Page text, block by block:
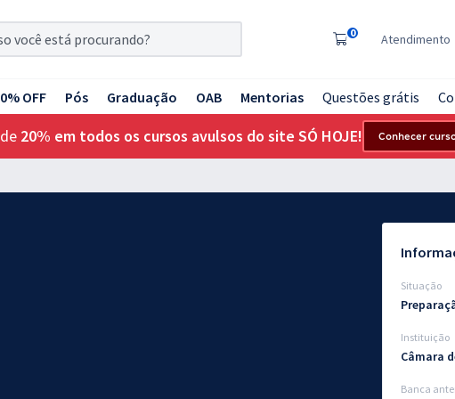
0 Atendimento
OFF Pós Graduação OAB Mentorias Questões grátis
20% em todos os cursos avulsos do site SÓ HOJE! Conhecer
Situação
Instituição
Câmara
Banca